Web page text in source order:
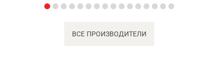
ВСЕ ПРОИЗВОДИТЕЛИ